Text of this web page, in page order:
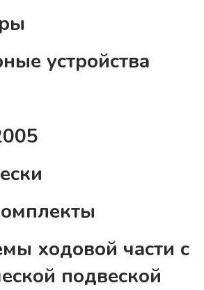
устройства
ходовой части с
подвеской